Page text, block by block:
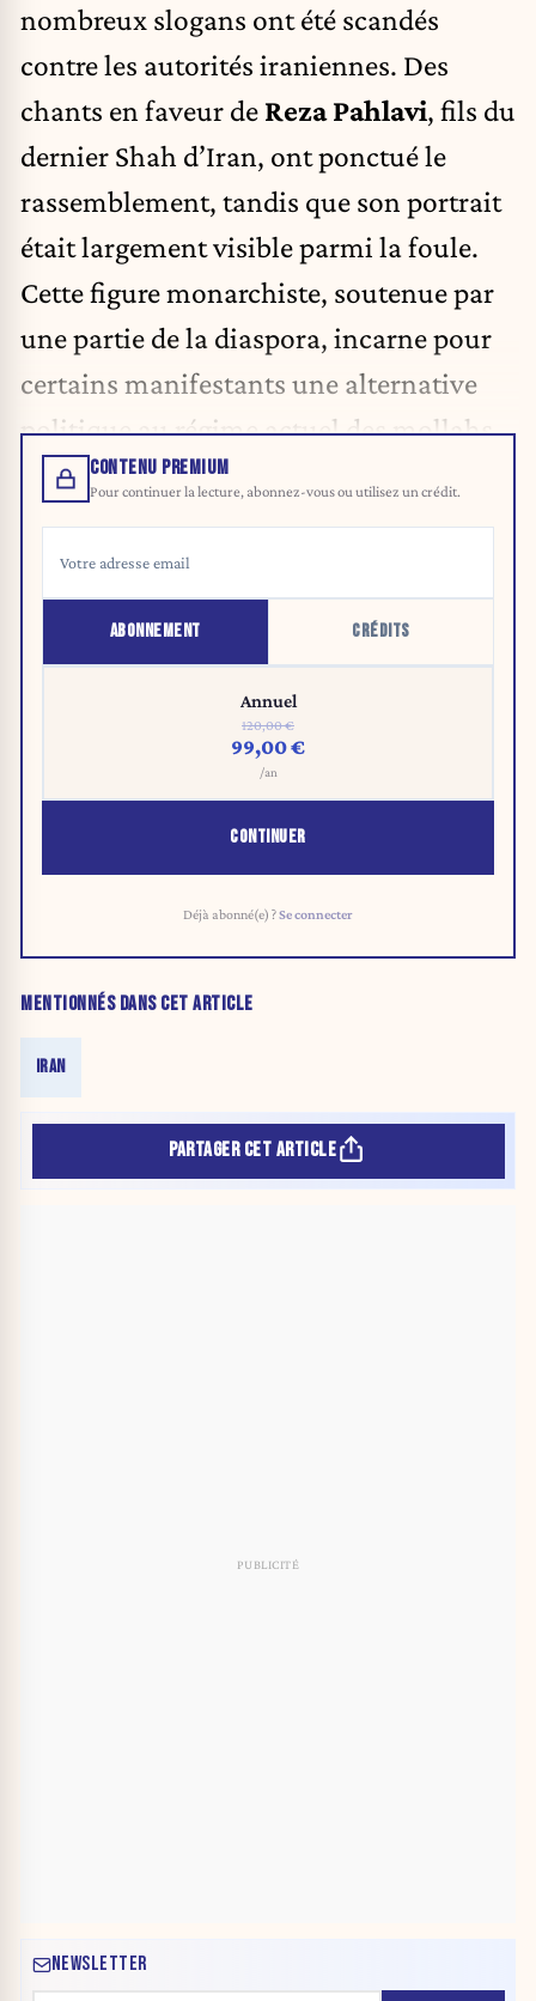
nombreux slogans ont été scandés
contre les autorités iraniennes. Des
chants en faveur de Reza Pahlavi, fils du
dernier Shah d’Iran, ont ponctué le
rassemblement, tandis que son portrait
était largement visible parmi la foule.
Cette figure monarchiste, soutenue par
une partie de la diaspora, incarne pour
certains manifestants une alternative
politique au régime actuel des mollahs.
CONTENU PREMIUM
Pour continuer la lecture, abonnez-vous ou utilisez un crédit.
ABONNEMENT CRÉDITS
Annuel
120,00 €
99,00 €
/an
CONTINUER
Déjà abonné(e) ?Se connecter
MENTIONNÉS DANS CET ARTICLE
IRAN
PARTAGER CET ARTICLE
NEWSLETTER